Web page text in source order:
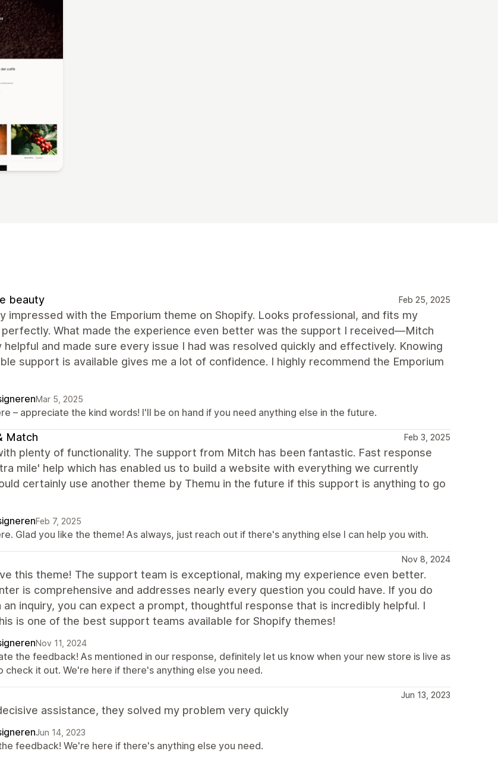
beauty Feb 25, 2025
impressed with the Emporium theme on Shopify. Looks professional, and fits my
What made the experience even better was the support I received—Mitch
helpful and made sure every issue I had was resolved quickly and effectively. Knowing
support is available gives me a lot of confidence. I highly recommend the Emporium
Mar 5, 2025
– appreciate the kind words! I'll be on hand if you need anything else in the future.
Match Feb 3, 2025
plenty of functionality. The support from Mitch has been fantastic. Fast response
mile' help which has enabled us to build a website with everything we currently
certainly use another theme by Themu in the future if this support is anything to go
Feb 7, 2025
Glad you like the theme! As always, just reach out if there's anything else I can help you with.
Nov 8, 2024
this theme! The support team is exceptional, making my experience even better.
is comprehensive and addresses nearly every question you could have. If you do
an inquiry, you can expect a prompt, thoughtful response that is incredibly helpful. I
is one of the best support teams available for Shopify themes!
Nov 11, 2024
the feedback! As mentioned in our response, definitely let us know when your new store is live as
check it out. We're here if there's anything else you need.
Jun 13, 2023
assistance, they solved my problem very quickly
Jun 14, 2023
feedback! We're here if there's anything else you need.